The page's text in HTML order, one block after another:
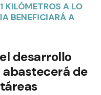
KILÓMETROS A LO
BENEFICIARÁ A
desarrollo
de